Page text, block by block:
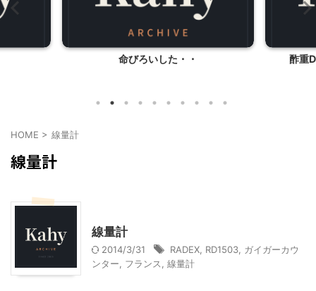
命びろいした・・ 酢重
HOME > 線量計
線量計
線量計
2014/3/31 RADEX RD1503 ガイガーカウ
ンター
フランス 線量計